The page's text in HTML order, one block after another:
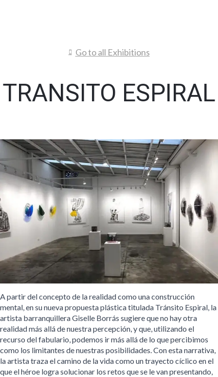
Go to all Exhibitions
TRANSITO ESPIRAL
A partir del concepto de la realidad como una construcción
mental, en su nueva propuesta plástica titulada Tránsito Espiral, la
artista barranquillera Giselle Borrás sugiere que no hay otra
realidad más allá de nuestra percepción, y que, utilizando el
recurso del fabulario, podemos ir más allá de lo que percibimos
como los limitantes de nuestras posibilidades. Con esta narrativa,
la artista traza el camino de la vida como un trayecto cíclico en el
que el héroe logra solucionar los retos que se le van presentando,